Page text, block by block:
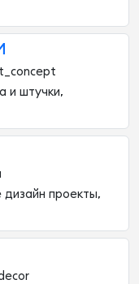
и штучки,
проекты,